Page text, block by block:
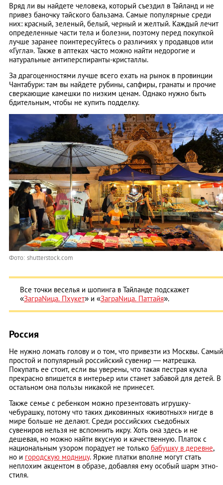
Вряд ли вы найдете человека, который съездил в Тайланд и не
привез баночку тайского бальзама. Самые популярные среди
них: красный, зеленый, белый, черный и желтый. Каждый лечит
определенные части тела и болезни, поэтому перед покупкой
лучше заранее поинтересуйтесь о различиях у продавцов или
«Гугла». Также в аптеках часто можно найти недорогие и
натуральные антиперспиранты-кристаллы.
За драгоценностями лучше всего ехать на рынок в провинции
Чантабури: там вы найдете рубины, сапфиры, гранаты и прочие
сверкающие камешки по низким ценам. Однако нужно быть
бдительным, чтобы не купить подделку.
Фото: shutterstock.com
Все точки веселья и шопинга в Тайланде подскажет
«ЗаграNица. Пхукет» и «ЗаграNица. Паттайя».
Россия
Не нужно ломать голову и о том, что привезти из Москвы. Самый
простой и популярный российский сувенир — матрешка.
Покупать ее стоит, если вы уверены, что такая пестрая кукла
прекрасно впишется в интерьер или станет забавой для детей. В
остальном она пользы никакой не принесет.
Также семье с ребенком можно презентовать игрушку-
чебурашку, потому что таких диковинных «животных» нигде в
мире больше не делают. Среди российских съедобных
сувениров нельзя не вспомнить икру. Хоть она здесь и не
дешевая, но можно найти вкусную и качественную. Платок с
национальным узором порадует не только бабушку в деревне,
но и городскую модницу. Яркие платки вполне могут стать
неплохим акцентом в образе, добавляя ему особый шарм этно-
стиля.